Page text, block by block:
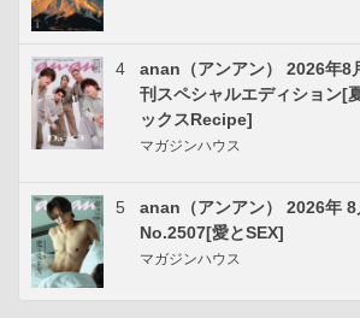
4
anan（アンアン） 2026年8
刊スペシャルエディション[
ックスRecipe]
マガジンハウス
5
anan（アンアン） 2026年 8
No.2507[愛とSEX]
マガジンハウス